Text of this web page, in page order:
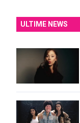
ULTIME NEWS